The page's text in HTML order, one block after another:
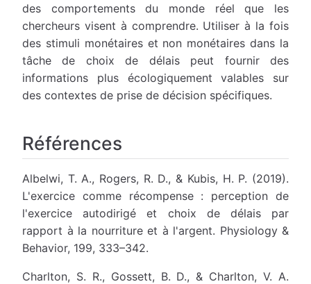
des comportements du monde réel que les
chercheurs visent à comprendre. Utiliser à la fois
des stimuli monétaires et non monétaires dans la
tâche de choix de délais peut fournir des
informations plus écologiquement valables sur
des contextes de prise de décision spécifiques.
Références
Albelwi, T. A., Rogers, R. D., & Kubis, H. P. (2019).
L'exercice comme récompense : perception de
l'exercice autodirigé et choix de délais par
rapport à la nourriture et à l'argent. Physiology &
Behavior, 199, 333–342.
Charlton, S. R., Gossett, B. D., & Charlton, V. A.